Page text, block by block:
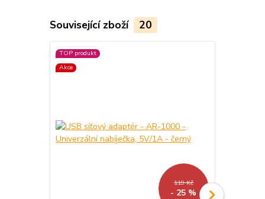
Související zboží 20
TOP produkt
Akce
119 Kč
- 25 %